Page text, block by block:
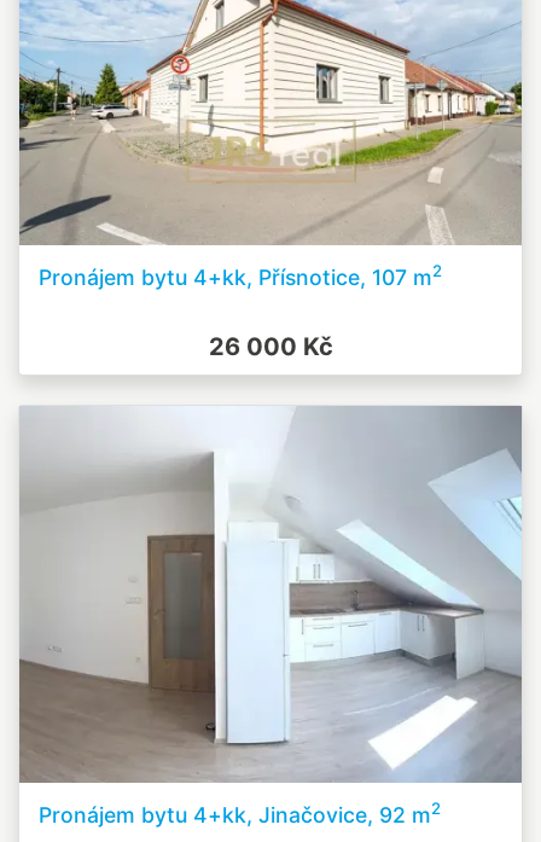
Pronájem bytu 4+kk, Přísnotice, 107 m2
26 000 Kč
Pronájem bytu 4+kk, Jinačovice, 92 m2